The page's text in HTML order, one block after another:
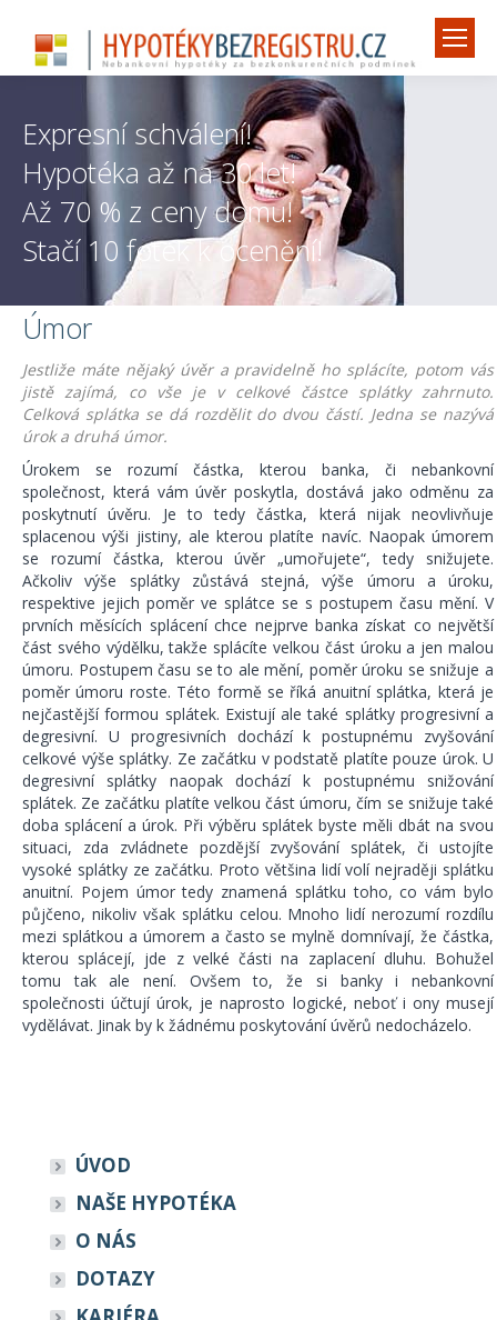
Expresní schválení!
Hypotéka až na 30 let!
Až 70 % z ceny domu!
Stačí 10 fotek k ocenění!
Úmor
Jestliže máte nějaký úvěr a pravidelně ho splácíte, potom vás
jistě zajímá, co vše je v celkové částce splátky zahrnuto.
Celková splátka se dá rozdělit do dvou částí. Jedna se nazývá
úrok a druhá úmor.
Úrokem se rozumí částka, kterou banka, či nebankovní
společnost, která vám úvěr poskytla, dostává jako odměnu za
poskytnutí úvěru. Je to tedy částka, která nijak neovlivňuje
splacenou výši jistiny, ale kterou platíte navíc. Naopak úmorem
se rozumí částka, kterou úvěr „umořujete“, tedy snižujete.
Ačkoliv výše splátky zůstává stejná, výše úmoru a úroku,
respektive jejich poměr ve splátce se s postupem času mění. V
prvních měsících splácení chce nejprve banka získat co největší
část svého výdělku, takže splácíte velkou část úroku a jen malou
úmoru. Postupem času se to ale mění, poměr úroku se snižuje a
poměr úmoru roste. Této formě se říká anuitní splátka, která je
nejčastější formou splátek. Existují ale také splátky progresivní a
degresivní. U progresivních dochází k postupnému zvyšování
celkové výše splátky. Ze začátku v podstatě platíte pouze úrok. U
degresivní splátky naopak dochází k postupnému snižování
splátek. Ze začátku platíte velkou část úmoru, čím se snižuje také
doba splácení a úrok. Při výběru splátek byste měli dbát na svou
situaci, zda zvládnete pozdější zvyšování splátek, či ustojíte
vysoké splátky ze začátku. Proto většina lidí volí nejraději splátku
anuitní. Pojem úmor tedy znamená splátku toho, co vám bylo
půjčeno, nikoliv však splátku celou. Mnoho lidí nerozumí rozdílu
mezi splátkou a úmorem a často se mylně domnívají, že částka,
kterou splácejí, jde z velké části na zaplacení dluhu. Bohužel
tomu tak ale není. Ovšem to, že si banky i nebankovní
společnosti účtují úrok, je naprosto logické, neboť i ony musejí
vydělávat. Jinak by k žádnému poskytování úvěrů nedocházelo.
ÚVOD
NAŠE HYPOTÉKA
O NÁS
DOTAZY